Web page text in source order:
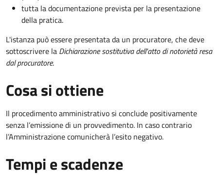
tutta la documentazione prevista per la presentazione
della pratica.
L'istanza può essere presentata da un procuratore, che deve
sottoscrivere la Dichiarazione sostitutiva dell'atto di notorietà resa
dal procuratore.
Cosa si ottiene
Il procedimento amministrativo si conclude positivamente
senza l’emissione di un provvedimento. In caso contrario
l’Amministrazione comunicherà l’esito negativo.
Tempi e scadenze